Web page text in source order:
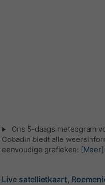
Ons 5-daags meteogram
Cobadin biedt alle
eenvoudige grafieken: [Meer]
Live satellietkaart,